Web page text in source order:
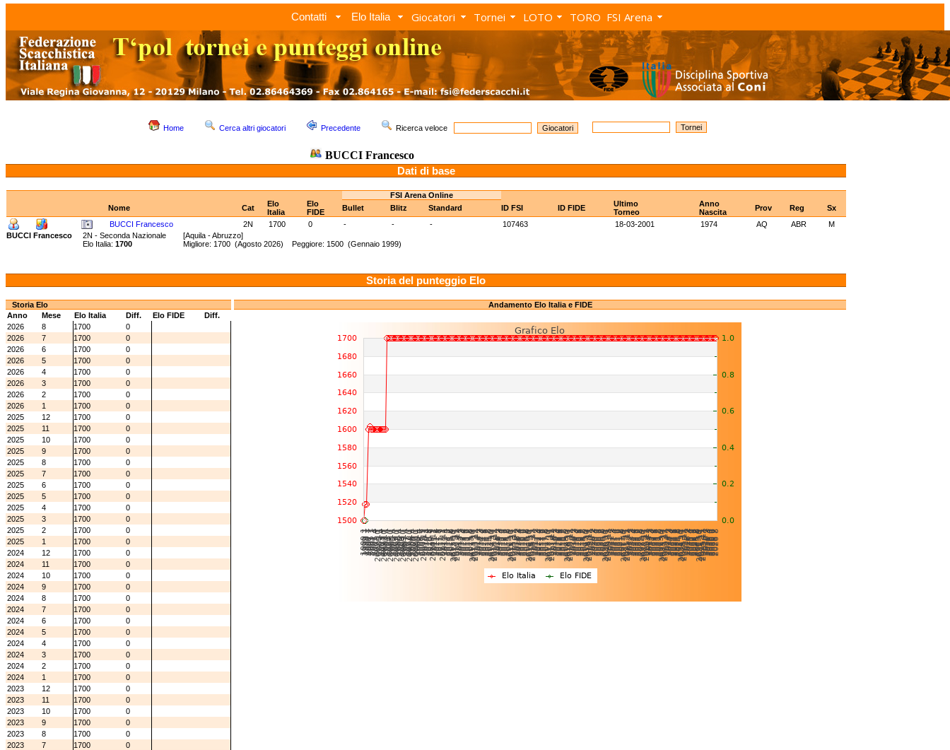
Contatti Elo Italia Giocatori Tornei LOTO TORO FSI Arena
Home Cerca altri giocatori Precedente Ricerca veloce
BUCCI Francesco
Dati di base
FSI Arena Online
Nome
Cat
Elo
Italia
Elo
FIDE
Bullet Blitz Standard ID FSI ID FIDE
Ultimo
Torneo
Anno
Nascita
Prov Reg
Sx
BUCCI Francesco
2N 1700 0 - - - 107463 18-03-2001 1974 AQ ABR
M
BUCCI Francesco
2N - Seconda Nazionale [Aquila - Abruzzo]
Elo Italia: 1700 Migliore: 1700 (Agosto 2026) Peggiore: 1500 (Gennaio 1999)
Storia del punteggio Elo
Storia Elo
Anno
Mese Elo Italia Diff. Elo FIDE
Diff.
2026
8 1700
0
2026
7 1700
0
2026
6 1700
0
2026
5 1700
0
2026
4 1700
0
2026
3 1700
0
2026
2 1700
0
2026
1 1700
0
2025
12 1700
0
2025
11 1700
0
2025
10 1700
0
2025
9 1700
0
2025
8 1700
0
2025
7 1700
0
2025
6 1700
0
2025
5 1700
0
2025
4 1700
0
2025
3 1700
0
2025
2 1700
0
2025
1 1700
0
2024
12 1700
0
2024
11 1700
0
2024
10 1700
0
2024
9 1700
0
2024
8 1700
0
2024
7 1700
0
2024
6 1700
0
2024
5 1700
0
2024
4 1700
0
2024
3 1700
0
2024
2 1700
0
2024
1 1700
0
2023
12 1700
0
2023
11 1700
0
2023
10 1700
0
2023
9 1700
0
2023
8 1700
0
2023
7 1700
0
Andamento Elo Italia e FIDE